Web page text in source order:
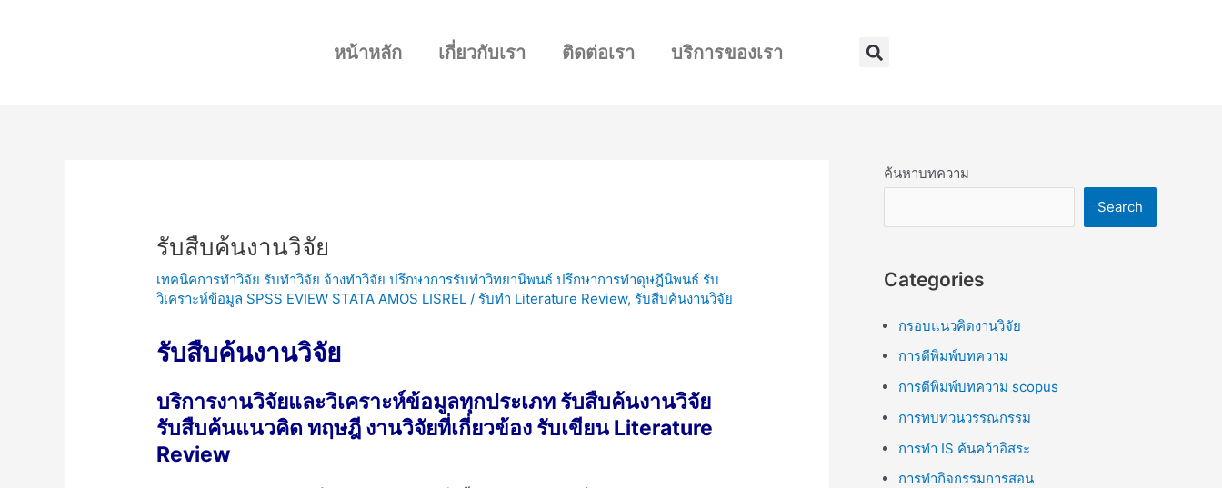
หน้าหลัก เกี่ยวกับเรา ติดต่อเรา บริการของเรา Search
รับสืบค้นงานวิจัย
เทคนิคการทำวิจัย รับทำวิจัย จ้างทำวิจัย ปรึกษาการรับทำวิทยานิพนธ์ ปรึกษาการทำดุษฎีนิพนธ์ รับ
วิเคราะห์ข้อมูล SPSS EVIEW STATA AMOS LISREL / รับทำ Literature Review, รับสืบค้นงานวิจัย
รับสืบค้นงานวิจัย
บริการงานวิจัยและวิเคราะห์ข้อมูลทุกประเภท รับสืบค้นงานวิจัย
รับสืบค้นแนวคิด ทฤษฎี งานวิจัยที่เกี่ยวข้อง รับเขียน Literature
Review
ค้นหาบทความ
Search
Categories
กรอบแนวคิดงานวิจัย
การตีพิมพ์บทความ
การตีพิมพ์บทความ scopus
การทบทวนวรรณกรรม
การทำ IS ค้นคว้าอิสระ
การทำกิจกรรมการสอน